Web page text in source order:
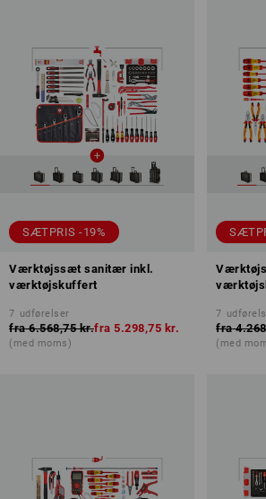
SÆTPRIS -19%
Værktøjssæt sanitær inkl.
værktøjskuffert
7 udførelser
fra 6.568,75 kr.fra 5.298,75 kr.
(med moms)
7
fra
(med